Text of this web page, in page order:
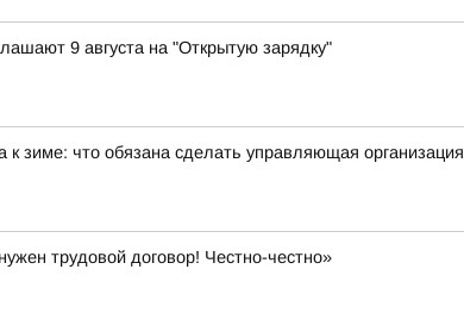
9 августа на "Открытую зарядку"
к зиме: что обязана сделать управляющая организация
трудовой договор! Честно-честно»